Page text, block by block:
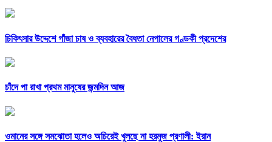
চিকিৎসার উদ্দেশে গাঁজা চাষ ও ব্যবহারের বৈধতা নেপালের গণ্ডকী প্রদেশের
চাঁদে পা রাখা প্রথম মানুষের জন্মদিন আজ
ওমানের সঙ্গে সমঝোতা হলেও অচিরেই খুলছে না হরমুজ প্রণালী: ইরান